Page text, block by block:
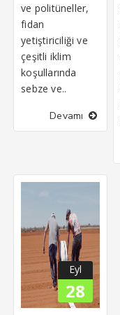
ve politüneller,
fidan
yetiştiriciliği ve
çeşitli iklim
koşullarında
sebze ve..
Devamı
Eyl
28